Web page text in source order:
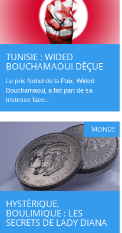
TUNISIE : WIDED
BOUCHAMAOUI DÉÇUE
Le prix Nobel de la Paix, Wided
Bouchamaoui, a fait part de sa
tristesse face...
MONDE
HYSTÉRIQUE,
BOULIMIQUE : LES
SECRETS DE LADY DIANA